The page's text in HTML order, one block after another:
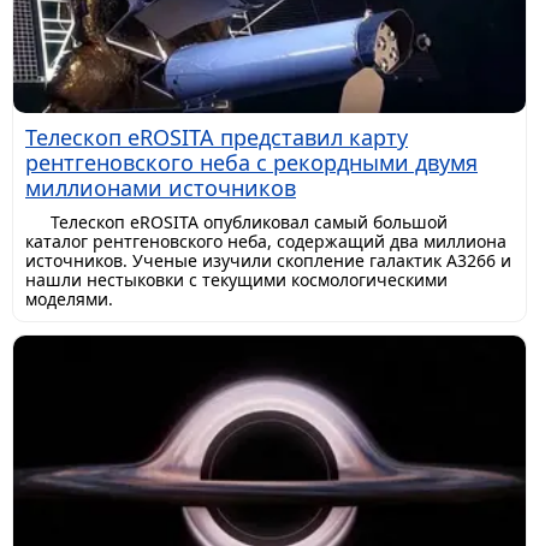
Телескоп eROSITA представил карту
рентгеновского неба с рекордными двумя
миллионами источников
Телескоп eROSITA опубликовал самый большой
каталог рентгеновского неба, содержащий два миллиона
источников. Ученые изучили скопление галактик A3266 и
нашли нестыковки с текущими космологическими
моделями.